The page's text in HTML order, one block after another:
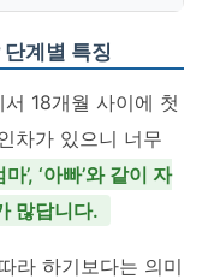
계별 특징
18개월 사이에 첫
차가 있으니 너무
마’, ‘아빠’와 같이 자
많답니다.
라 하기보다는 의미